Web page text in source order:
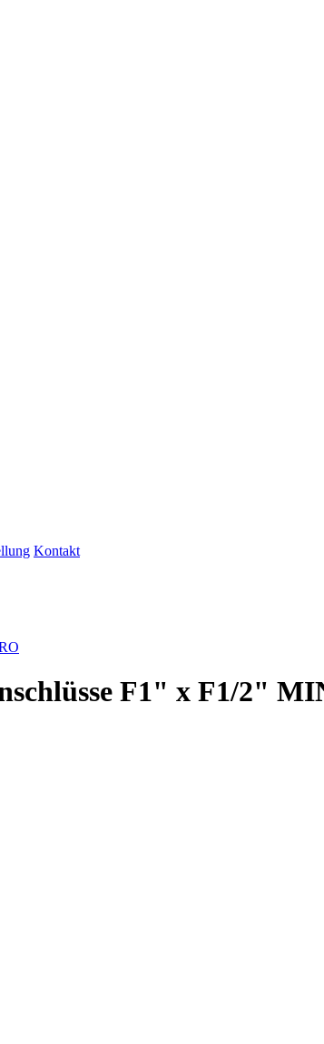
Kontakt
F1" x F1/2"